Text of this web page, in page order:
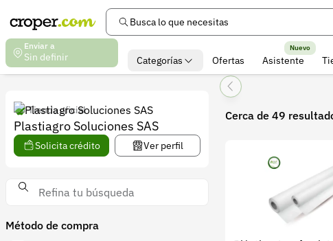
Busca lo que necesitas
Enviar a
Sin definir Categorías Ofertas Asistente
Nuevo
Tienda oficial
Plastiagro Soluciones SAS
Solicita crédito Ver perfil
Método de compra
Cerca de 49